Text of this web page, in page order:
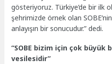
gösteriyoruz. Türkiye’de bir ilk
şehrimizde örnek olan
anlayışın bir sonucudur.” dedi.
“SOBE bizim için çok
vesilesidir”